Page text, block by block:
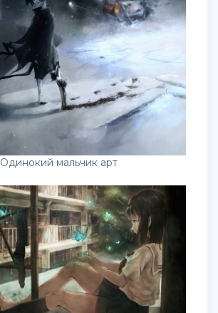
Одинокий мальчик арт